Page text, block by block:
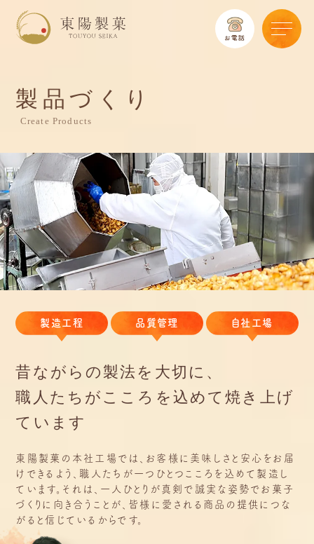
製品づくり
Create Products
製造工程 品質管理 自社工場
昔ながらの製法を大切に、
職人たちがこころを込めて焼き上げ
ています
東陽製菓の本社工場では、お客様に美味しさと安心をお届
けできるよう、職人たちが一つひとつこころを込めて製造し
ています。それは、一人ひとりが真剣で誠実な姿勢でお菓子
づくりに向き合うことが、皆様に愛される商品の提供につな
がると信じているからです。